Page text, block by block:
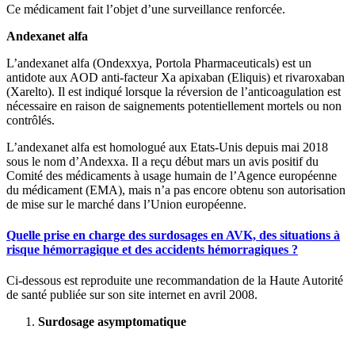
Ce médicament fait l’objet d’une surveillance renforcée.
Andexanet alfa
L’andexanet alfa (Ondexxya, Portola Pharmaceuticals) est un
antidote aux AOD anti-facteur Xa apixaban (Eliquis) et rivaroxaban
(Xarelto). Il est indiqué lorsque la réversion de l’anticoagulation est
nécessaire en raison de saignements potentiellement mortels ou non
contrôlés.
L’andexanet alfa est homologué aux Etats-Unis depuis mai 2018
sous le nom d’Andexxa. Il a reçu début mars un avis positif du
Comité des médicaments à usage humain de l’Agence européenne
du médicament (EMA), mais n’a pas encore obtenu son autorisation
de mise sur le marché dans l’Union européenne.
Quelle prise en charge des surdosages en AVK, des situations à
risque hémorragique et des accidents hémorragiques ?
Ci-dessous est reproduite une recommandation de la Haute Autorité
de santé publiée sur son site internet en avril 2008.
Surdosage asymptomatique